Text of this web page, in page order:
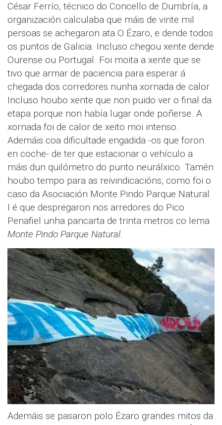
César Ferrío, técnico do Concello de Dumbría, a
organización calculaba que máis de vinte mil
persoas se achegaron ata O Ézaro, e dende todos
os puntos de Galicia. Incluso chegou xente dende
Ourense ou Portugal. Foi moita a xente que se
tivo que armar de paciencia para esperar á
chegada dos corredores nunha xornada de calor.
Incluso houbo xente que non puido ver o final da
etapa porque non había lugar onde poñerse. A
xornada foi de calor de xeito moi intenso.
Ademáis coa dificultade engadida -os que foron
en coche- de ter que estacionar o vehículo a
máis dun quilómetro do punto neurálxico. Tamén
houbo tempo para as reivindicacións, como foi o
caso da Asociación Monte Pindo Parque Natural.
I é que despregaron nos arredores do Pico
Penafiel unha pancarta de trinta metros co lema
Monte Pindo Parque Natural.
Ademáis se pasaron polo Ézaro grandes mitos da